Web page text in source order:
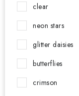
clear
neon stars
glitter daisies
butterflies
crimson